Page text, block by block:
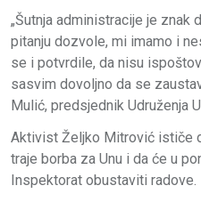
„Šutnja administracije je znak
pitanju dozvole, mi imamo i
se i potvrdile, da nisu
sasvim dovoljno da se
Mulić, predsjednik Udruženja
Aktivist Željko Mitrović ističe
traje borba za Unu i da će u
Inspektorat obustaviti radove.